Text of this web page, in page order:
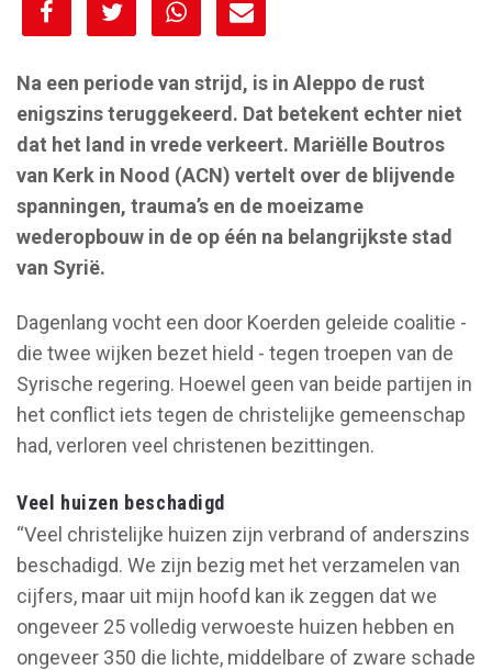
[spacer height="10px"]
Na een periode van strijd, is in Aleppo de rust
enigszins teruggekeerd. Dat betekent echter niet
dat het land in vrede verkeert. Mariëlle Boutros
van Kerk in Nood (ACN) vertelt over de blijvende
spanningen, trauma’s en de moeizame
wederopbouw in de op één na belangrijkste stad
van Syrië.
Dagenlang vocht een door Koerden geleide coalitie -
die twee wijken bezet hield - tegen troepen van de
Syrische regering. Hoewel geen van beide partijen in
het conflict iets tegen de christelijke gemeenschap
had, verloren veel christenen bezittingen.
Veel huizen beschadigd
“Veel christelijke huizen zijn verbrand of anderszins
beschadigd. We zijn bezig met het verzamelen van
cijfers, maar uit mijn hoofd kan ik zeggen dat we
ongeveer 25 volledig verwoeste huizen hebben en
ongeveer 350 die lichte, middelbare of zware schade